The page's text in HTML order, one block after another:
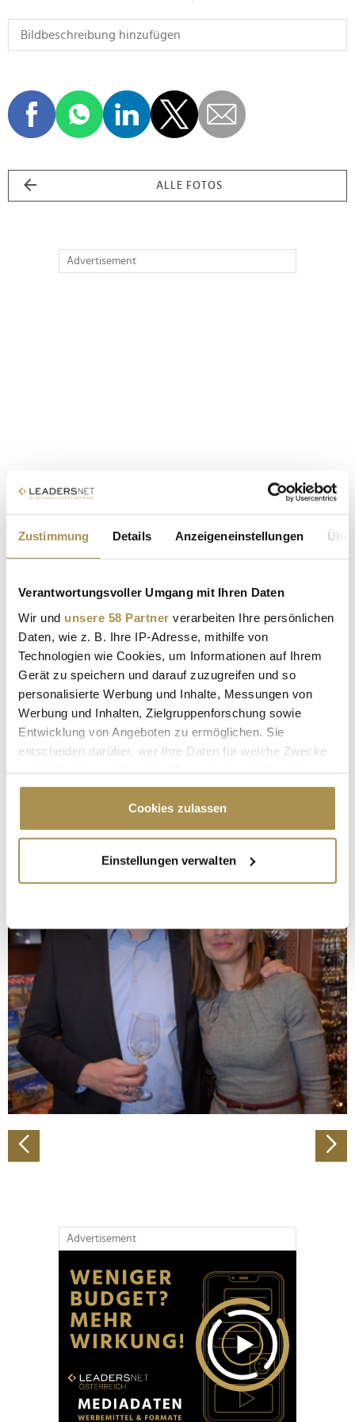
Zustimmung Details Anzeigeneinstellungen
Verantwortungsvoller Umgang mit Ihren Daten
Wir und unsere 58 Partner verarbeiten Ihre persönlichen
Daten, wie z. B. Ihre IP-Adresse, mithilfe von
Technologien wie Cookies, um Informationen auf Ihrem
Gerät zu speichern und darauf zuzugreifen und so
personalisierte Werbung und Inhalte, Messungen von
Werbung und Inhalten, Zielgruppenforschung sowie
Entwicklung von Angeboten zu ermöglichen. Sie
entscheiden darüber, wer Ihre Daten für welche Zwecke
Cookie-Erklärung oder durch Klicken auf das Privacy
Trigger Symbol ändern oder widerrufen
Informationen über Ihre geografische Lage
erfassen, welche bis auf einige Meter genau sein
bestimmten Merkmalen (Fingerprinting) identifizieren
Erfahren Sie mehr darüber, wie Ihre persönlichen Daten
verarbeitet werden, und legen Sie Ihre Präferenzen im
Abschnitt Einzelheiten
fest.
Wir verwenden Cookies, um Inhalte und Anzeigen zu
personalisieren, Funktionen für soziale Medien anbieten
zu können und die Zugriffe auf unsere Website zu
analysieren. Außerdem geben wir Informationen zu Ihrer
Verwendung unserer Website an unsere Partner für
soziale Medien, Werbung und Analysen weiter. Unsere
Partner führen diese Informationen möglicherweise mit
Cookies zulassen
Einstellungen verwalten
ALLE FOTOS
Advertisement
Advertisement